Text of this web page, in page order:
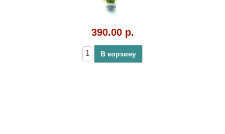
390.00 р.
В корзину